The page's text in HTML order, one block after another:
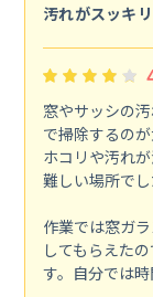
汚れがスッキリ
窓やサッシの
で掃除するの
ホコリや汚れ
難しい場所でし
作業では窓ガ
してもらえた
す。自分では